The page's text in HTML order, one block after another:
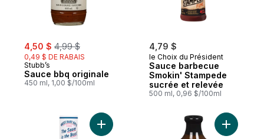
sale:
4,50 $ , formerly:
4,99 $
0,49 $ DE RABAIS
Stubb’s
Sauce bbq originale
450 ml, 1,00 $/100ml
4,79 $
le Choix du Président
Sauce barbecue
Smokin' Stampede
sucrée et relevée
500 ml, 0,96 $/100ml
Ajouter Sauce barbecue à la fumée de
Ajouter